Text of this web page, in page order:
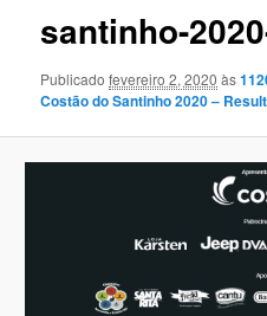
santinho-
Publicadofevereiro 2, 2020 às
Costão do Santinho 2020 –